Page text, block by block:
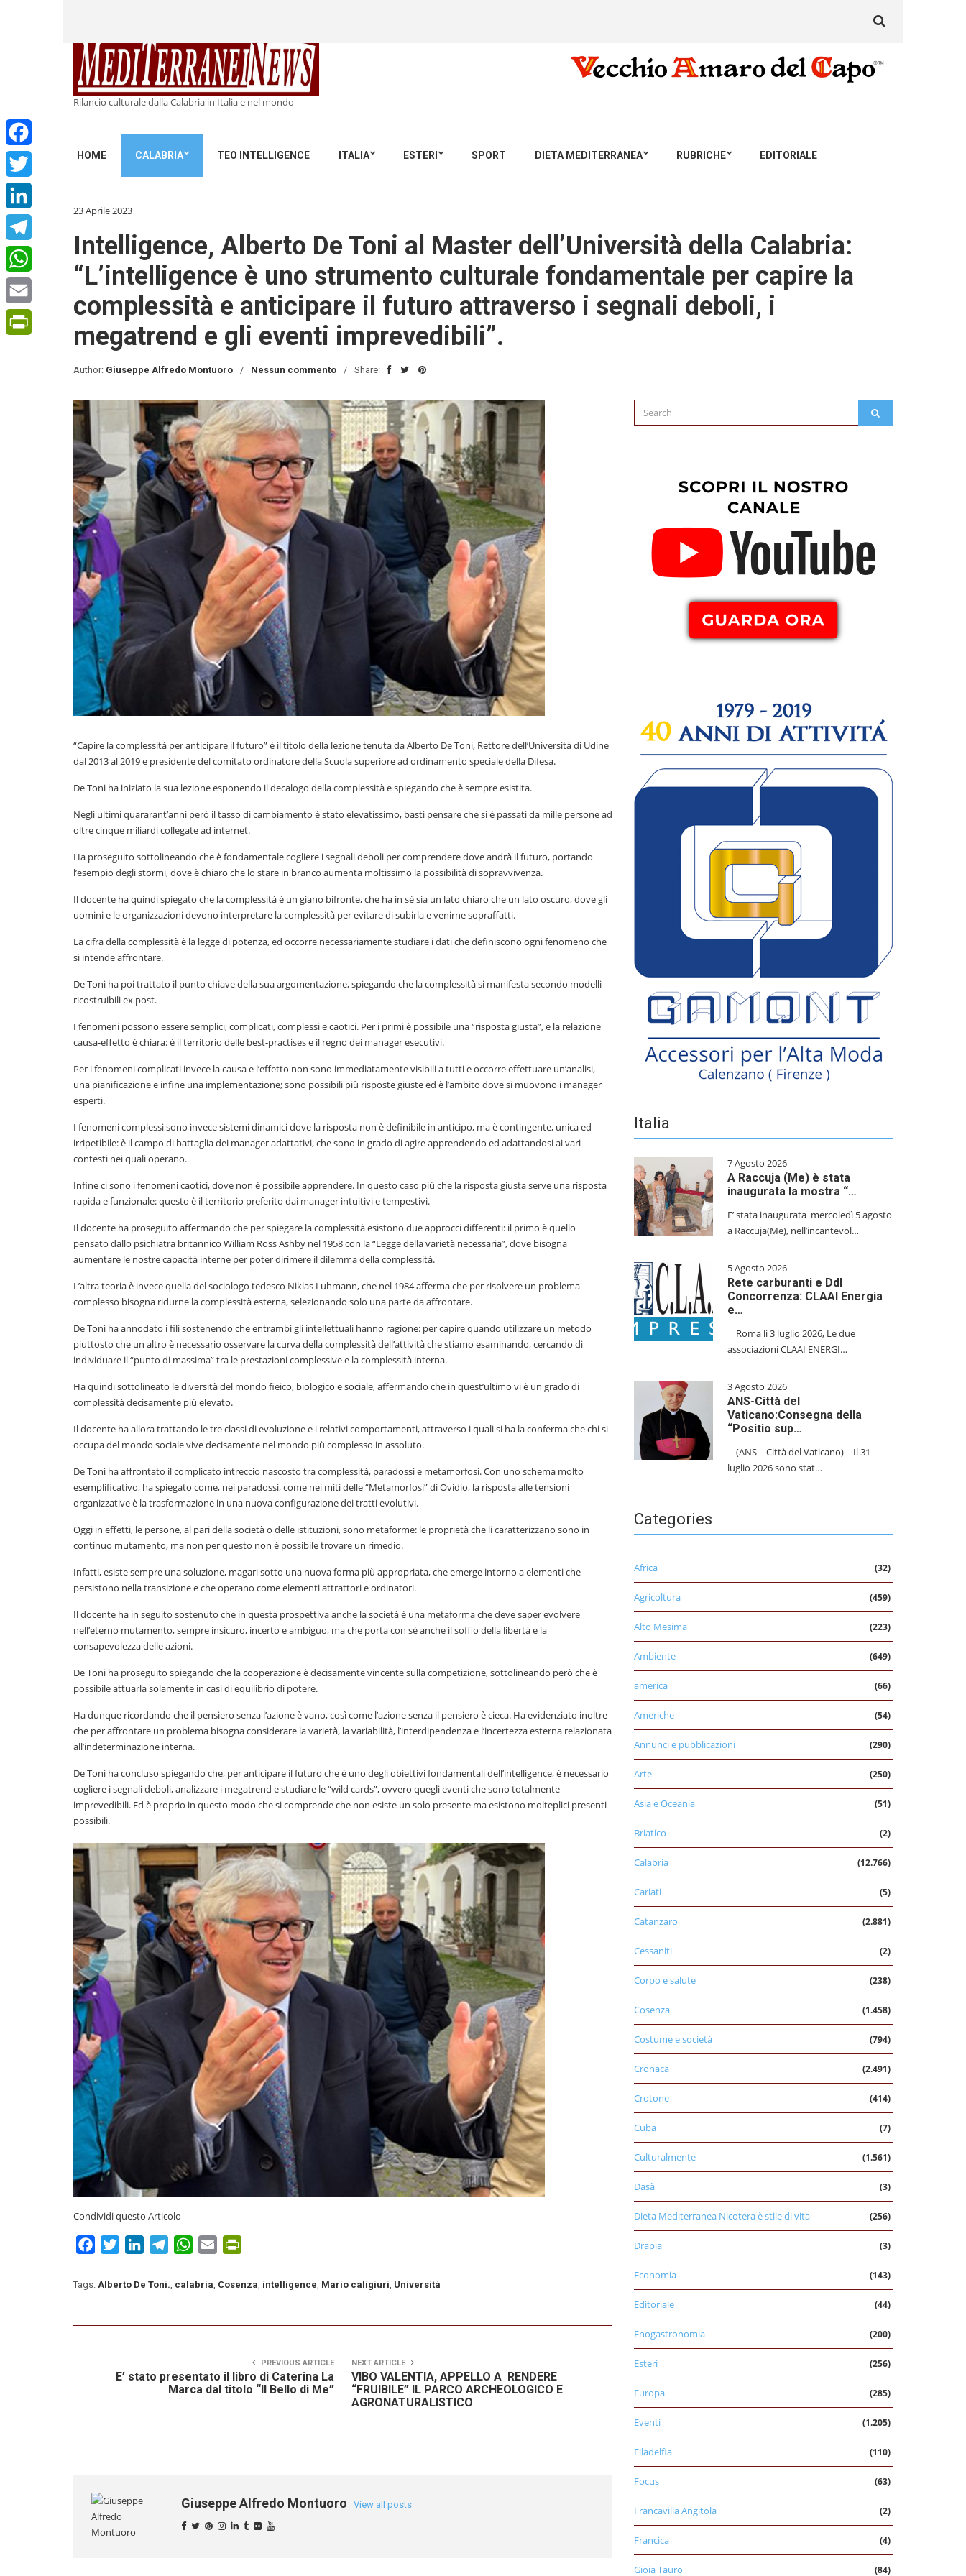
Rilancio culturale dalla Calabria in Italia e nel mondo
HOME CALABRIA TEO INTELLIGENCE ITALIA ESTERI SPORT DIETA MEDITERRANEA RUBRICHE EDITORIALE
for:
Facebook
Twitter
LinkedIn
Telegram
WhatsApp
Email
23 Aprile 2023
Intelligence, Alberto De Toni al Master dell’Università della Calabria:
“L’intelligence è uno strumento culturale fondamentale per capire la
complessità e anticipare il futuro attraverso i segnali deboli, i
megatrend e gli eventi imprevedibili”.
Author: Giuseppe Alfredo Montuoro Nessun commento Share:
“Capire la complessità per anticipare il futuro” è il titolo della lezione tenuta da Alberto De Toni, Rettore dell’Università di Udine
dal 2013 al 2019 e presidente del comitato ordinatore della Scuola superiore ad ordinamento speciale della Difesa.
De Toni ha iniziato la sua lezione esponendo il decalogo della complessità e spiegando che è sempre esistita.
Negli ultimi quararant’anni però il tasso di cambiamento è stato elevatissimo, basti pensare che si è passati da mille persone ad
oltre cinque miliardi collegate ad internet.
Ha proseguito sottolineando che è fondamentale cogliere i segnali deboli per comprendere dove andrà il futuro, portando
l’esempio degli stormi, dove è chiaro che lo stare in branco aumenta moltissimo la possibilità di sopravvivenza.
Il docente ha quindi spiegato che la complessità è un giano bifronte, che ha in sé sia un lato chiaro che un lato oscuro, dove gli
uomini e le organizzazioni devono interpretare la complessità per evitare di subirla e venirne sopraffatti.
La cifra della complessità è la legge di potenza, ed occorre necessariamente studiare i dati che definiscono ogni fenomeno che
si intende affrontare.
De Toni ha poi trattato il punto chiave della sua argomentazione, spiegando che la complessità si manifesta secondo modelli
ricostruibili ex post.
I fenomeni possono essere semplici, complicati, complessi e caotici. Per i primi è possibile una “risposta giusta”, e la relazione
causa-effetto è chiara: è il territorio delle best-practises e il regno dei manager esecutivi.
Per i fenomeni complicati invece la causa e l’effetto non sono immediatamente visibili a tutti e occorre effettuare un’analisi,
una pianificazione e infine una implementazione; sono possibili più risposte giuste ed è l’ambito dove si muovono i manager
esperti.
I fenomeni complessi sono invece sistemi dinamici dove la risposta non è definibile in anticipo, ma è contingente, unica ed
irripetibile: è il campo di battaglia dei manager adattativi, che sono in grado di agire apprendendo ed adattandosi ai vari
contesti nei quali operano.
Infine ci sono i fenomeni caotici, dove non è possibile apprendere. In questo caso più che la risposta giusta serve una risposta
rapida e funzionale: questo è il territorio preferito dai manager intuitivi e tempestivi.
Il docente ha proseguito affermando che per spiegare la complessità esistono due approcci differenti: il primo è quello
pensato dallo psichiatra britannico William Ross Ashby nel 1958 con la “Legge della varietà necessaria”, dove bisogna
aumentare le nostre capacità interne per poter dirimere il dilemma della complessità.
L’altra teoria è invece quella del sociologo tedesco Niklas Luhmann, che nel 1984 afferma che per risolvere un problema
complesso bisogna ridurne la complessità esterna, selezionando solo una parte da affrontare.
De Toni ha annodato i fili sostenendo che entrambi gli intellettuali hanno ragione: per capire quando utilizzare un metodo
piuttosto che un altro è necessario osservare la curva della complessità dell’attività che stiamo esaminando, cercando di
individuare il “punto di massima” tra le prestazioni complessive e la complessità interna.
Ha quindi sottolineato le diversità del mondo fieico, biologico e sociale, affermando che in quest’ultimo vi è un grado di
complessità decisamente più elevato.
Il docente ha allora trattando le tre classi di evoluzione e i relativi comportamenti, attraverso i quali si ha la conferma che chi si
occupa del mondo sociale vive decisamente nel mondo più complesso in assoluto.
De Toni ha affrontato il complicato intreccio nascosto tra complessità, paradossi e metamorfosi. Con uno schema molto
esemplificativo, ha spiegato come, nei paradossi, come nei miti delle “Metamorfosi” di Ovidio, la risposta alle tensioni
organizzative è la trasformazione in una nuova configurazione dei tratti evolutivi.
Oggi in effetti, le persone, al pari della società o delle istituzioni, sono metaforme: le proprietà che li caratterizzano sono in
continuo mutamento, ma non per questo non è possibile trovare un rimedio.
Infatti, esiste sempre una soluzione, magari sotto una nuova forma più appropriata, che emerge intorno a elementi che
persistono nella transizione e che operano come elementi attrattori e ordinatori.
Il docente ha in seguito sostenuto che in questa prospettiva anche la società è una metaforma che deve saper evolvere
nell’eterno mutamento, sempre insicuro, incerto e ambiguo, ma che porta con sé anche il soffio della libertà e la
consapevolezza delle azioni.
De Toni ha proseguito spiegando che la cooperazione è decisamente vincente sulla competizione, sottolineando però che è
possibile attuarla solamente in casi di equilibrio di potere.
Ha dunque ricordando che il pensiero senza l’azione è vano, così come l’azione senza il pensiero è cieca. Ha evidenziato inoltre
che per affrontare un problema bisogna considerare la varietà, la variabilità, l’interdipendenza e l’incertezza esterna relazionata
all’indeterminazione interna.
De Toni ha concluso spiegando che, per anticipare il futuro che è uno degli obiettivi fondamentali dell’intelligence, è necessario
cogliere i segnali deboli, analizzare i megatrend e studiare le “wild cards”, ovvero quegli eventi che sono totalmente
imprevedibili. Ed è proprio in questo modo che si comprende che non esiste un solo presente ma esistono molteplici presenti
possibili.
Condividi questo Articolo
FacebookTwitterLinkedInTelegramWhatsApp
Email
Tags: Alberto De Toni., calabria, Cosenza, intelligence, Mario caligiuri, Università
PREVIOUS ARTICLE
E’ stato presentato il libro di Caterina La
Marca dal titolo “Il Bello di Me”
NEXT ARTICLE
VIBO VALENTIA, APPELLO A RENDERE
“FRUIBILE” IL PARCO ARCHEOLOGICO E
AGRONATURALISTICO
Giuseppe Alfredo Montuoro View all posts
Search
for:
Italia
7 Agosto 2026
A Raccuja (Me) è stata
inaugurata la mostra “…
E’ stata inaugurata mercoledì 5 agosto
a Raccuja(Me), nell’incantevol…
5 Agosto 2026
Rete carburanti e Ddl
Concorrenza: CLAAI Energia
e…
​Roma li 3 luglio 2026, Le due
associazioni CLAAI ENERGI…
3 Agosto 2026
ANS-Città del
Vaticano:Consegna della
“Positio sup…
(ANS – Città del Vaticano) – Il 31
luglio 2026 sono stat…
Categories
Africa (32)
Agricoltura (459)
Alto Mesima (223)
Ambiente (649)
america (66)
Americhe (54)
Annunci e pubblicazioni (290)
Arte (250)
Asia e Oceania (51)
Briatico (2)
Calabria (12.766)
Cariati (5)
Catanzaro (2.881)
Cessaniti (2)
Corpo e salute (238)
Cosenza (1.458)
Costume e società (794)
Cronaca (2.491)
Crotone (414)
Cuba (7)
Culturalmente (1.561)
Dasà (3)
Dieta Mediterranea Nicotera è stile di vita (256)
Drapia (3)
Economia (143)
Editoriale (44)
Enogastronomia (200)
Esteri (256)
Europa (285)
Eventi (1.205)
Filadelfia (110)
Focus (63)
Francavilla Angitola (2)
Francica (4)
Gioia Tauro (84)